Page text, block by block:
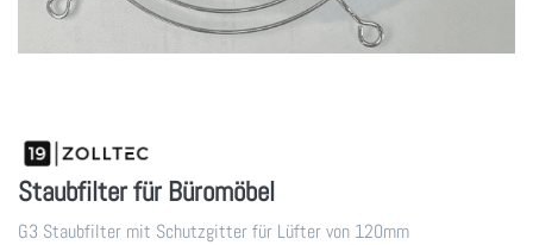
Staubfilter für Büromöbel
G3 Staubfilter mit Schutzgitter für Lüfter von 120mm